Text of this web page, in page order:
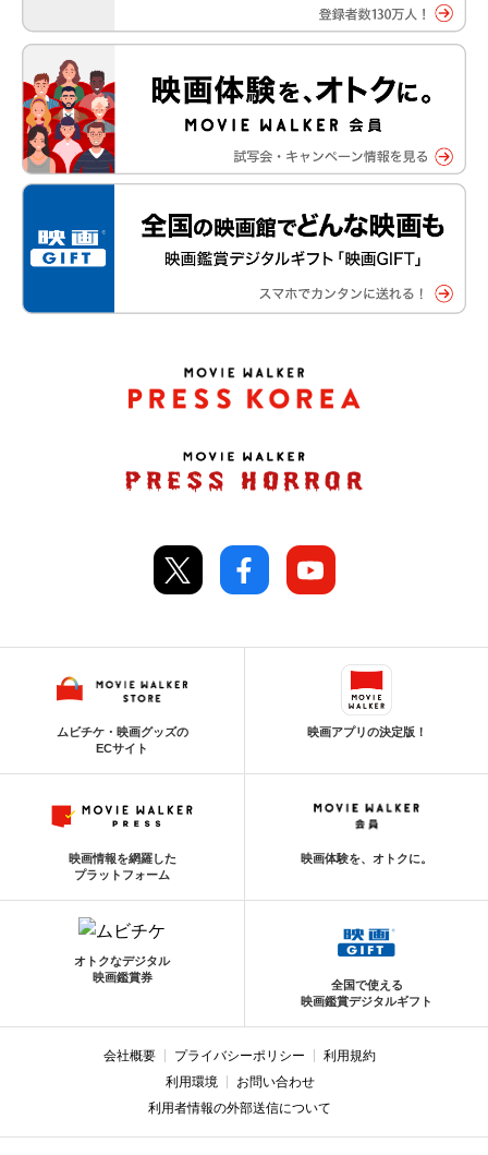
ムビチケ・映画グッズの
ECサイト
映画アプリの決定版！
映画情報を網羅した
プラットフォーム
映画体験を、オトクに。
オトクなデジタル
映画鑑賞券
全国で使える
映画鑑賞デジタルギフト
会社概要 プライバシーポリシー
利用規約
利用環境
お問い合わせ
利用者情報の外部送信について